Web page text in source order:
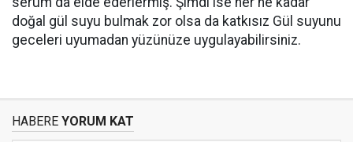
doğal gül suyu bulmak zor olsa da katkısız Gül suyunu
geceleri uyumadan yüzünüze uygulayabilirsiniz.
HABERE YORUM KAT